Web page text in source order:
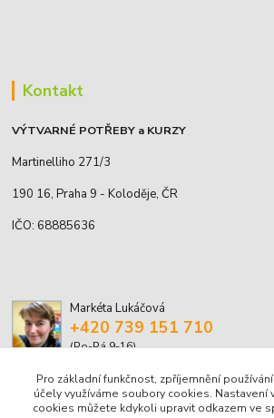
Kontakt
VÝTVARNÉ POTŘEBY a KURZY
Martinelliho 271/3
190 16, Praha 9 - Koloděje, ČR
IČO: 68885636
Markéta Lukáčová
+420 739 151 710
(Po-Pá 9-16)
marketa.lukacova@volny.cz
Pro základní funkčnost, zpříjemnění
účely využíváme soubory cookies. Nastavení
cookies můžete kdykoli upravit odkazem ve